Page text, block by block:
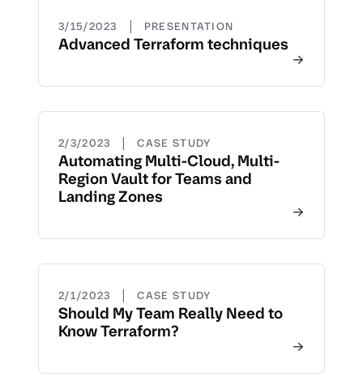
3/15/2023 | PRESENTATION
Advanced Terraform techniques
2/3/2023 | CASE STUDY
Automating Multi-Cloud, Multi-
Region Vault for Teams and
Landing Zones
2/1/2023 | CASE STUDY
Should My Team Really Need to
Know Terraform?